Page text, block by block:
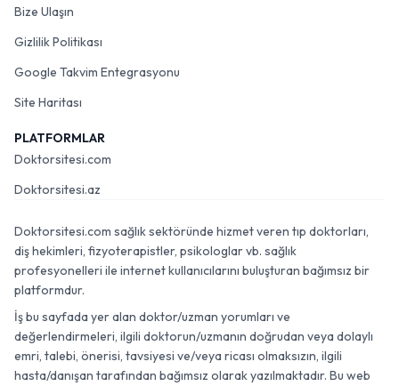
Bize Ulaşın
Gizlilik Politikası
Google Takvim Entegrasyonu
Site Haritası
PLATFORMLAR
Doktorsitesi.com
Doktorsitesi.az
Doktorsitesi.com sağlık sektöründe hizmet veren tıp doktorları,
diş hekimleri, fizyoterapistler, psikologlar vb. sağlık
profesyonelleri ile internet kullanıcılarını buluşturan bağımsız bir
platformdur.
İş bu sayfada yer alan doktor/uzman yorumları ve
değerlendirmeleri, ilgili doktorun/uzmanın doğrudan veya dolaylı
emri, talebi, önerisi, tavsiyesi ve/veya ricası olmaksızın, ilgili
hasta/danışan tarafından bağımsız olarak yazılmaktadır. Bu web